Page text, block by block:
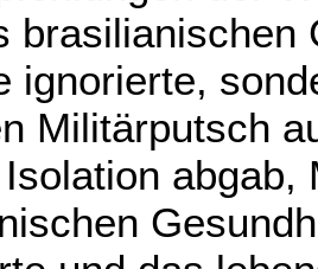
brasilianischen
ignorierte,
Militärputsch
abgab,